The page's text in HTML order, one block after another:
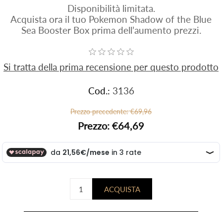
Disponibilità limitata.
Acquista ora il tuo Pokemon Shadow of the Blue
Sea Booster Box prima dell’aumento prezzi.
Si tratta della prima recensione per questo prodotto
Cod.: 3136
Prezzo precedente: €69,96
Prezzo: €64,69